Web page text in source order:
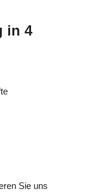
in 4
Sie uns